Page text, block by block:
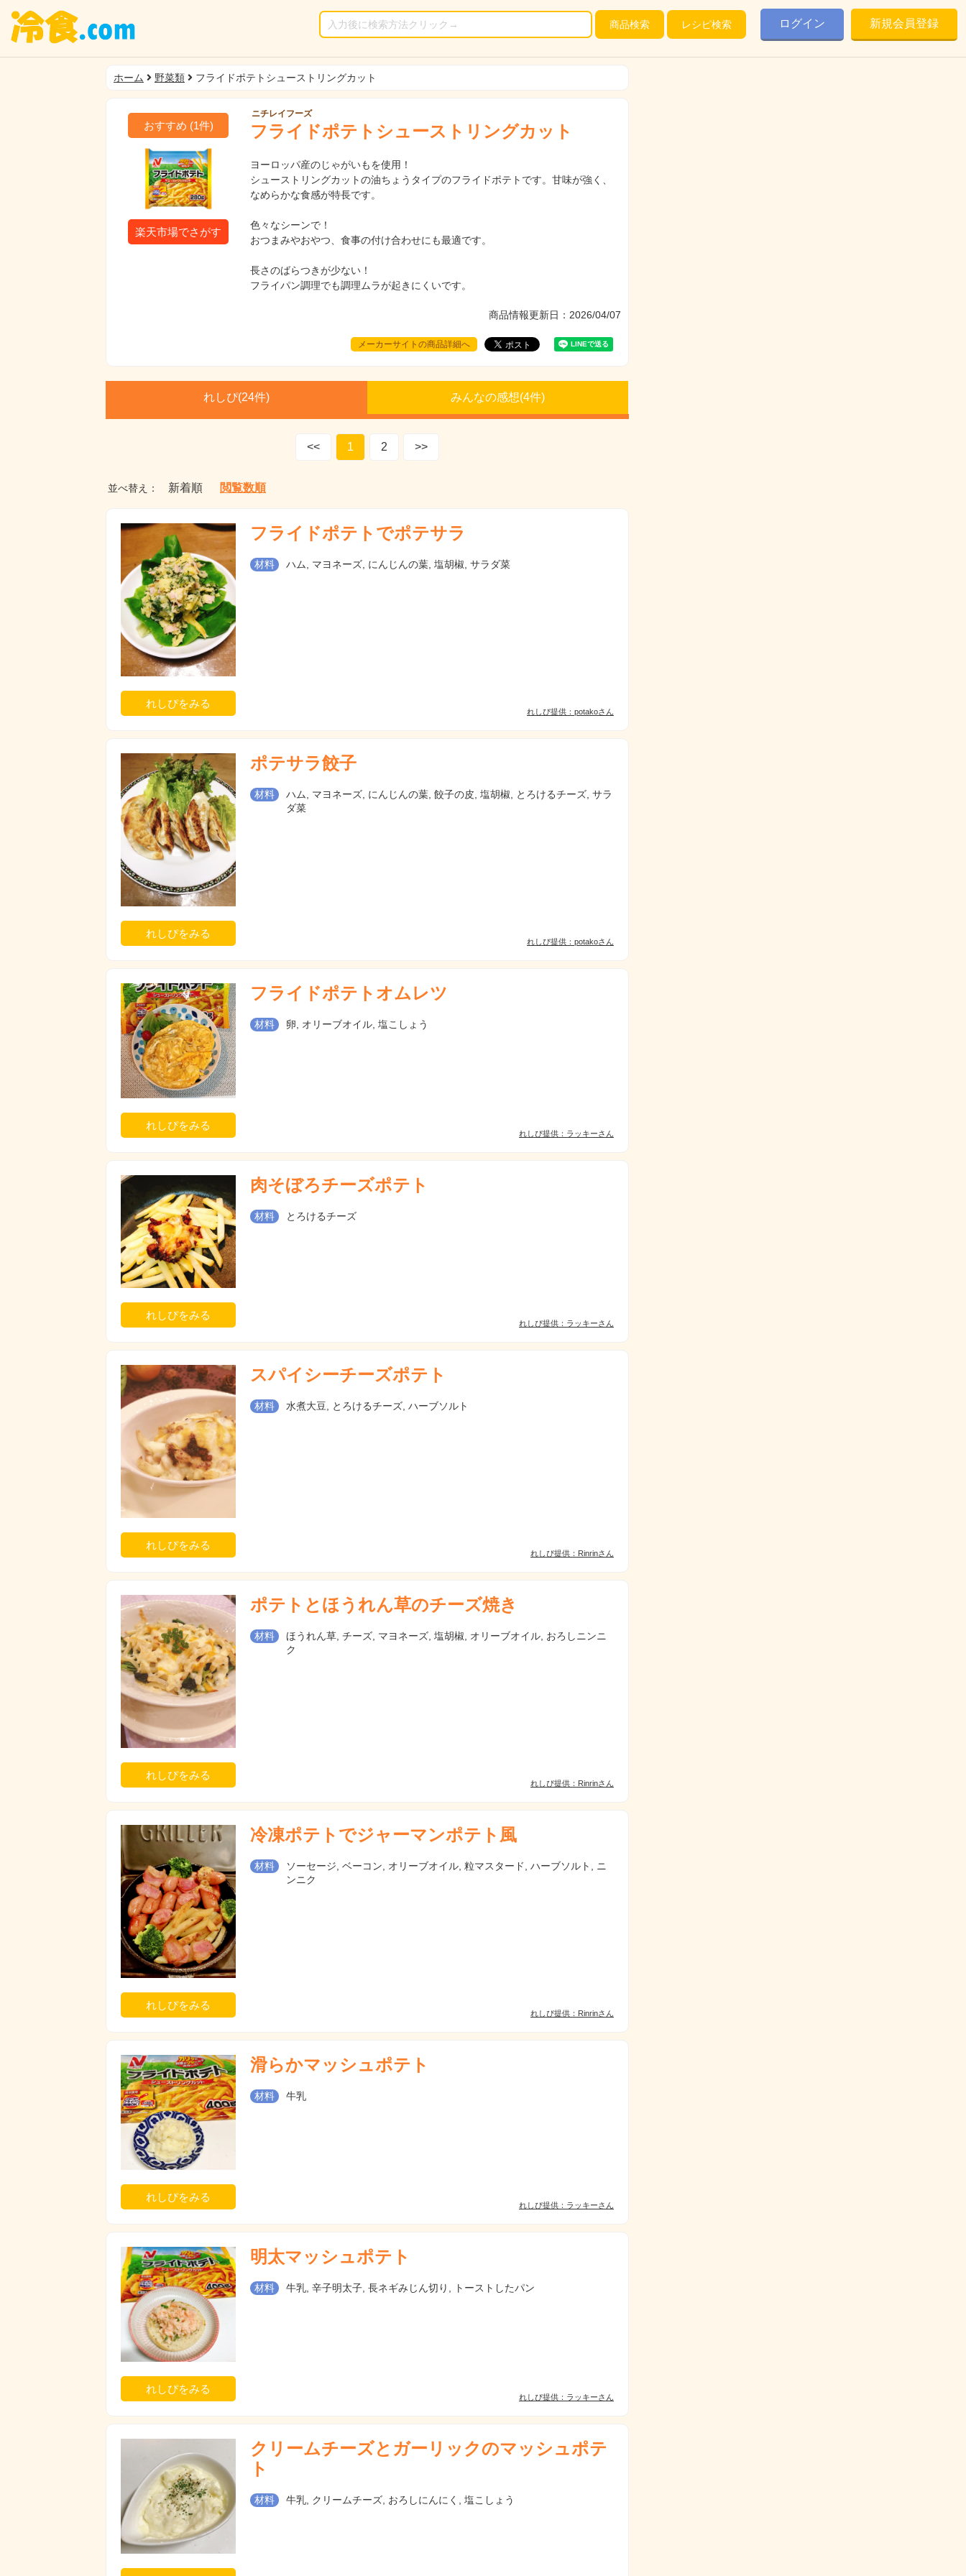
商品検索 レシピ検索 ログイン 新規会員登録
ホーム 野菜類 フライドポテトシューストリングカット
おすすめ (1件)
楽天市場でさがす
ニチレイフーズ
フライドポテトシューストリングカット
ヨーロッパ産のじゃがいもを使用！
シューストリングカットの油ちょうタイプのフライドポテトです。甘味が強く、
なめらかな食感が特長です。
色々なシーンで！
おつまみやおやつ、食事の付け合わせにも最適です。
長さのばらつきが少ない！
フライパン調理でも調理ムラが起きにくいです。
商品情報更新日：2026/04/07
メーカーサイトの商品詳細へ
れしぴ(24件) みんなの感想(4件)
<< 1 2 >>
並べ替え： 新着順 閲覧数順
れしぴをみる
フライドポテトでポテサラ
材料 ハム, マヨネーズ, にんじんの葉, 塩胡椒, サラダ菜
れしぴ提供：potakoさん
れしぴをみる
ポテサラ餃子
材料
ハム, マヨネーズ, にんじんの葉, 餃子の皮, 塩胡椒, とろけるチーズ, サラ
ダ菜
れしぴ提供：potakoさん
れしぴをみる
フライドポテトオムレツ
材料 卵, オリーブオイル, 塩こしょう
れしぴ提供：ラッキーさん
れしぴをみる
肉そぼろチーズポテト
材料 とろけるチーズ
れしぴ提供：ラッキーさん
れしぴをみる
スパイシーチーズポテト
材料 水煮大豆, とろけるチーズ, ハーブソルト
れしぴ提供：Rinrinさん
れしぴをみる
ポテトとほうれん草のチーズ焼き
材料
ほうれん草, チーズ, マヨネーズ, 塩胡椒, オリーブオイル, おろしニンニ
ク
れしぴ提供：Rinrinさん
れしぴをみる
冷凍ポテトでジャーマンポテト風
材料
ソーセージ, ベーコン, オリーブオイル, 粒マスタード, ハーブソルト, ニ
ンニク
れしぴ提供：Rinrinさん
れしぴをみる
滑らかマッシュポテト
材料 牛乳
れしぴ提供：ラッキーさん
れしぴをみる
明太マッシュポテト
材料 牛乳, 辛子明太子, 長ネギみじん切り, トーストしたパン
れしぴ提供：ラッキーさん
クリームチーズとガーリックのマッシュポテ
ト
材料 牛乳, クリームチーズ, おろしにんにく, 塩こしょう